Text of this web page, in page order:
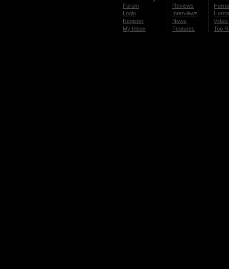
Forum
Login
Register
My Inbox
Reviews
Interviews
News
Features
Video
Top